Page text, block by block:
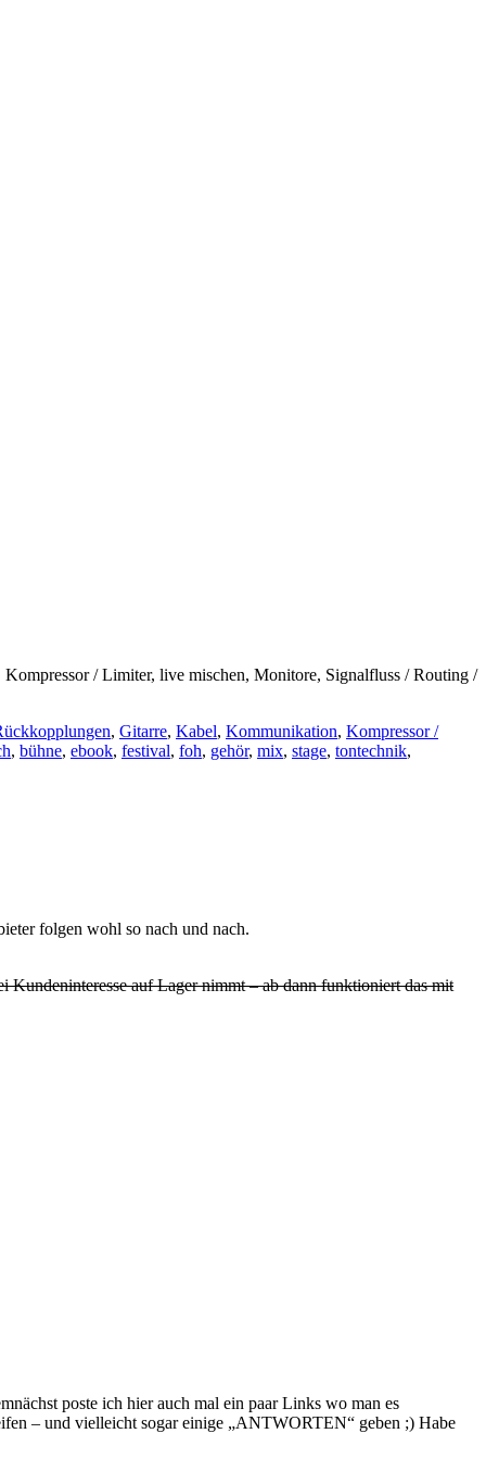
/ Limiter, live mischen, Monitore, Signalfluss / Routing /
, Gitarre, Kabel, Kommunikation, Kompressor /
, bühne, ebook, festival, foh, gehör, mix, stage, tontechnik,
folgen wohl so nach und nach.
Kundeninteresse auf Lager nimmt – ab dann funktioniert das mit
poste ich hier auch mal ein paar Links wo man es
– und vielleicht sogar einige „ANTWORTEN“ geben ;) Habe